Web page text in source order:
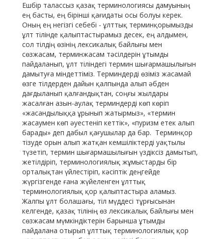
Ешбір талассыз қазақ терминологиясы дамуының
ең басты, ең бірінші қағидаты осы болуы керек.
Оның ең негізгі себебі - ұлттық терминқорымызды
ұлт тілінде қалыптастырамыз десек, ең алдымен,
сол тілдің өзінің лексикалық байлығы мен
сөзжасам, терминжасам тәсілдерін ұтымды
пайдаланып, ұлт тіліндегі термин шығармашылығын
дамытуға міндеттіміз. Терминдерді өзіміз жасамай
өзге тілдерден дайын қалпында алып әбден
дағдыланып қалғандықтан, соңғы жылдары
жасалған азын-аулақ терминдерді көп көріп
«жасандылыққа ұрынып жатырмыз», «термин
жасаумен көп әуестеніп кеттік», «пуризм етек алып
барады» деп дабыл қағушылар да бар. Терминқор
тізуде орын алып жатқан кемшіліктерді уақтылы
түзетіп, термин шығармашылығын үздіксіз дамытып,
жетілдіріп, терминологиялық жұмыстарды бір
орталықтан үйлестіріп, кәсіптік деңгейде
жүргізгенде ғана жүйеленген ұлттық
терминологиялық қор қалыптастыра аламыз.
Жалпы ұлт болашағы, тіл мүддесі тұрғысынан
келгенде, қазақ тілінің өз лексикалық байлығы мен
сөзжасам мүмкіндіктерін барынша ұтымды
пайдалана отырып ұлттық терминологиялық қор